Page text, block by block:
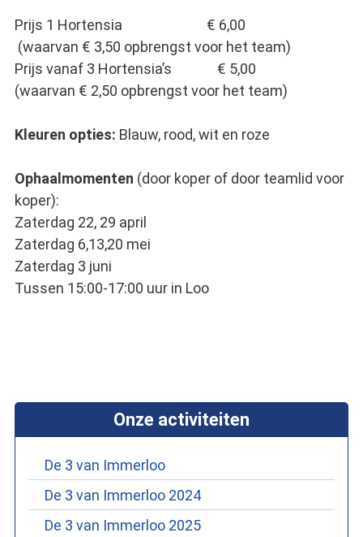
Prijs 1 Hortensia € 6,00
(waarvan € 3,50 opbrengst voor het team)
Prijs vanaf 3 Hortensia’s € 5,00
(waarvan € 2,50 opbrengst voor het team)
Kleuren opties: Blauw, rood, wit en roze
Ophaalmomenten (door koper of door teamlid voor
koper):
Zaterdag 22, 29 april
Zaterdag 6,13,20 mei
Zaterdag 3 juni
Tussen 15:00-17:00 uur in Loo
Onze activiteiten
De 3 van Immerloo
De 3 van Immerloo 2024
De 3 van Immerloo 2025